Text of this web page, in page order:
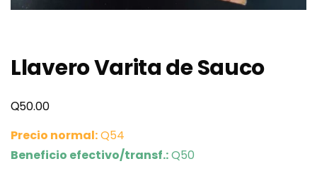
Llavero Varita de Sauco
Q50.00
Precio normal:Q54
Beneficio efectivo/transf.:Q50